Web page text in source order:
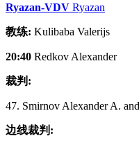
Ryazan-VDV Ryazan
教练: Kulibaba Valerijs
20:40 Redkov Alexander
裁判:
47. Smirnov Alexander A.
边线裁判: